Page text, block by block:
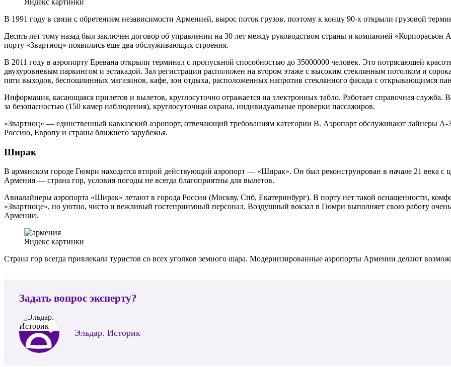
Яндекс картинки
В 1991 году в связи с обретением независимости Арменией, вырос поток грузов, поэтому к концу 90-х открыли грузовой
Десять лет тому назад был заключен договор об управлении на 30 лет между руководством страны и компанией
порту «Звартноц» появились еще два обслуживающих строения.
В 2011 году в аэропорту Еревана открыли терминал с пропускной способностью до 35000000 человек. Это потрясающей
двухуровневым паркингом и эстакадой. Зал регистрации расположен на втором этаже с высоким стеклянным потолком и
пяти выходов, беспошлинных магазинов, кафе, зон отдыха, расположенных напротив стеклянного фасада с открывающимся
Информация, касающаяся прилетов и вылетов, круглосуточно отражается на электронных табло. Работает справочная
за безопасностью (150 камер наблюдения), круглосуточная охрана, индивидуальные проверки пассажиров.
«Звартноц» — единственный кавказский аэропорт, отвечающий требованиям категории В. Аэропорт обслуживают лайнеры
Россию, Европу и страны ближнего зарубежья.
Ширак
В армянском городе Гюмри находится второй действующий аэропорт — «Ширак». Он был реконструирован в начале 21 века с
Армения — страна гор, условия погоды не всегда благоприятны для вылетов.
Авиалайнеры аэропорта «Ширак» летают в города России (Москву, Спб, Екатеринбург). В порту нет такой оснащенности,
«Звартноце», но уютно, чисто и вежливый гостеприимный персонал. Воздушный вокзал в Гюмри выполняет свою работу
Армении.
Яндекс картинки
Страна гор всегда привлекала туристов со всех уголков земного шара. Модернизированные аэропорты Армении делают
Задать вопрос эксперту?
Эльдар. Историк